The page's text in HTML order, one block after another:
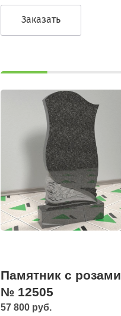
Заказать
Памятник с розами
№ 12505
57 800 руб.